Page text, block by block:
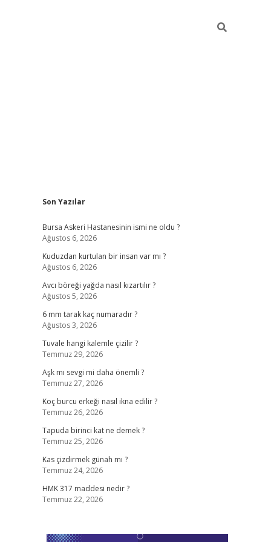
Sidebar
Son Yazılar
Bursa Askeri Hastanesinin ismi ne oldu ?
Ağustos 6, 2026
Kuduzdan kurtulan bir insan var mı ?
Ağustos 6, 2026
Avcı böreği yağda nasıl kızartılır ?
Ağustos 5, 2026
6 mm tarak kaç numaradır ?
Ağustos 3, 2026
Tuvale hangi kalemle çizilir ?
Temmuz 29, 2026
Aşk mı sevgi mi daha önemli ?
Temmuz 27, 2026
Koç burcu erkeği nasıl ikna edilir ?
Temmuz 26, 2026
Tapuda birinci kat ne demek ?
Temmuz 25, 2026
Kas çizdirmek günah mı ?
Temmuz 24, 2026
HMK 317 maddesi nedir ?
Temmuz 22, 2026